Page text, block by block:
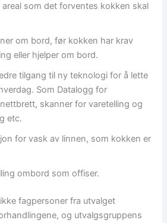
areal som det forventes kokken skal
om bord, før kokken har krav
eller hjelper om bord.
tilgang til ny teknologi for å lette
Som Datalogg for
skanner for varetelling og
etc.
for vask av linnen, som kokken er
ombord som offiser.
fagpersoner fra utvalget
og utvalgsgruppens